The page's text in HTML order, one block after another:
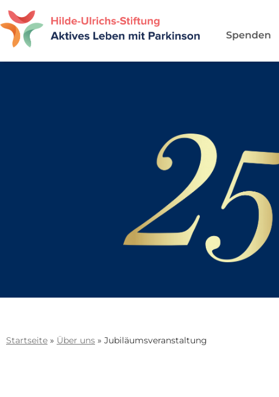
Spenden
Startseite » Über uns » Jubiläumsveranstaltung